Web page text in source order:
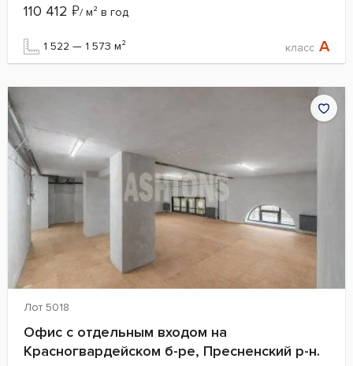
110 412 ₽/ м² в год
1 522 — 1 573 м² класс A
Лот 5018
Офис с отдельным входом на
Красногвардейском б-ре, Пресненский р-н.